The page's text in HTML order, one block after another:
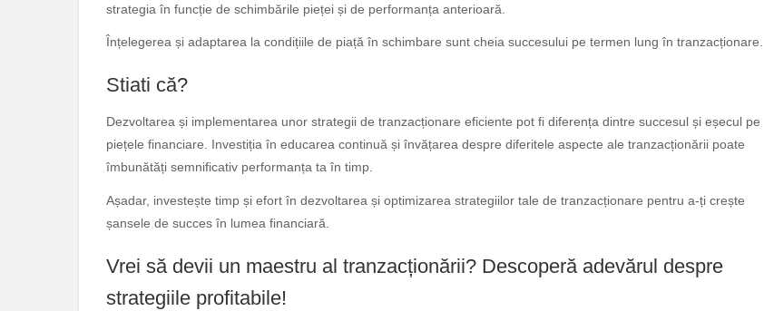
strategia în funcție de schimbările pieței și de performanța anterioară.
Înțelegerea și adaptarea la condițiile de piață în schimbare sunt cheia succesului pe termen lung în tranzacționare.
Stiati că?
Dezvoltarea și implementarea unor strategii de tranzacționare eficiente pot fi diferența dintre succesul și eșecul pe
piețele financiare. Investiția în educarea continuă și învățarea despre diferitele aspecte ale tranzacționării poate
îmbunătăți semnificativ performanța ta în timp.
Așadar, investește timp și efort în dezvoltarea și optimizarea strategiilor tale de tranzacționare pentru a-ți crește
șansele de succes în lumea financiară.
Vrei să devii un maestru al tranzacționării? Descoperă adevărul despre
strategiile profitabile!